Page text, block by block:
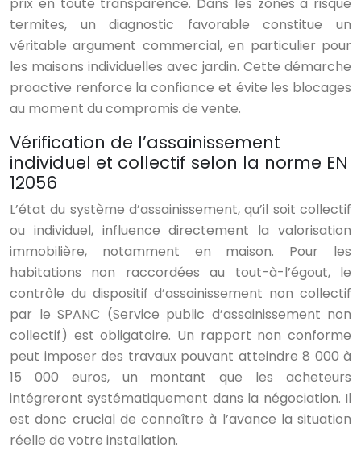
prix en toute transparence. Dans les zones à risque
termites, un diagnostic favorable constitue un
véritable argument commercial, en particulier pour
les maisons individuelles avec jardin. Cette démarche
proactive renforce la confiance et évite les blocages
au moment du compromis de vente.
Vérification de l’assainissement
individuel et collectif selon la norme EN
12056
L’état du système d’assainissement, qu’il soit collectif
ou individuel, influence directement la valorisation
immobilière, notamment en maison. Pour les
habitations non raccordées au tout-à-l’égout, le
contrôle du dispositif d’assainissement non collectif
par le SPANC (Service public d’assainissement non
collectif) est obligatoire. Un rapport non conforme
peut imposer des travaux pouvant atteindre 8 000 à
15 000 euros, un montant que les acheteurs
intégreront systématiquement dans la négociation. Il
est donc crucial de connaître à l’avance la situation
réelle de votre installation.